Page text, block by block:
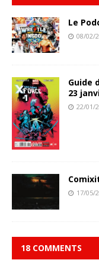
Le
08/02/
Guide
23
22/01/
17/05/
18 COMMENTS